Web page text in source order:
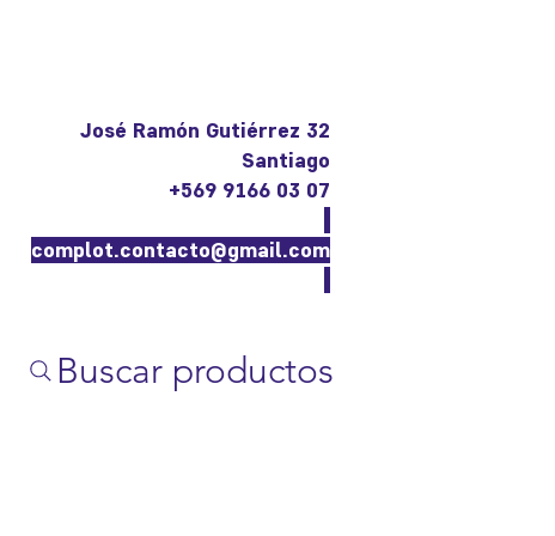
José Ramón Gutiérrez 32
Santiago
+569 9166 03 07
complot.contacto@gmail.com
Buscar productos